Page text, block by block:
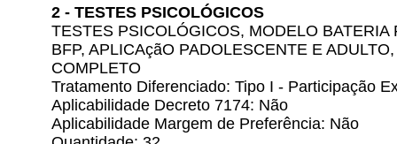
2 - TESTES PSICOLÓGICOS
TESTES PSICOLÓGICOS, MODELO
BFP, APLICAçãO PADOLESCENTE E
COMPLETO
Tratamento Diferenciado: Tipo I - Participação
Aplicabilidade Decreto 7174: Não
Aplicabilidade Margem de Preferência: Não